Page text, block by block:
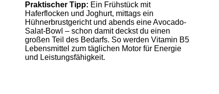
Praktischer Tipp: Ein Frühstück mit
Haferflocken und Joghurt, mittags ein
Hühnerbrustgericht und abends eine Avocado-
Salat-Bowl – schon damit deckst du einen
großen Teil des Bedarfs. So werden Vitamin B5
Lebensmittel zum täglichen Motor für Energie
und Leistungsfähigkeit.